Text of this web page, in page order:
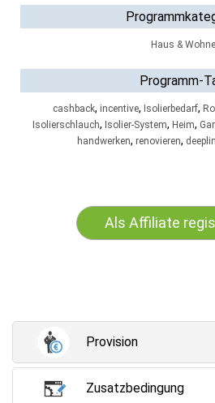
Haus &
Programm-
cashback, incentive, Isolierbedarf,
Isolierschlauch, Isolier-System, Heim,
handwerken, renovieren,
Als Affiliate
Provision
Zusatzbedingung